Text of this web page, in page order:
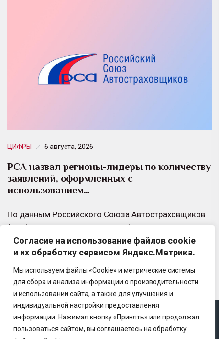
Согласие на использование файлов cookie
и их обработку сервисом Яндекс.Метрика.
Мы используем файлы «Cookie» и метрические системы
для сбора и анализа информации о производительности
и использовании сайта, а также для улучшения и
индивидуальной настройки предоставления
информации. Нажимая кнопку «Принять» или продолжая
пользоваться сайтом, вы соглашаетесь на обработку
ЦИФРЫ 6 августа, 2026
РСА назвал регионы-лидеры по количеству
заявлений, оформленных с
использованием…
По данным Российского Союза Автостраховщиков
(РСА), количество заявлений, оформленных с
использованием европротокола, за первое
полугодие 2026 года в целом по стране…
Copyright © 2025 Ассоциация «Некоммерческого
партнерство содействия развитию страхового рынка